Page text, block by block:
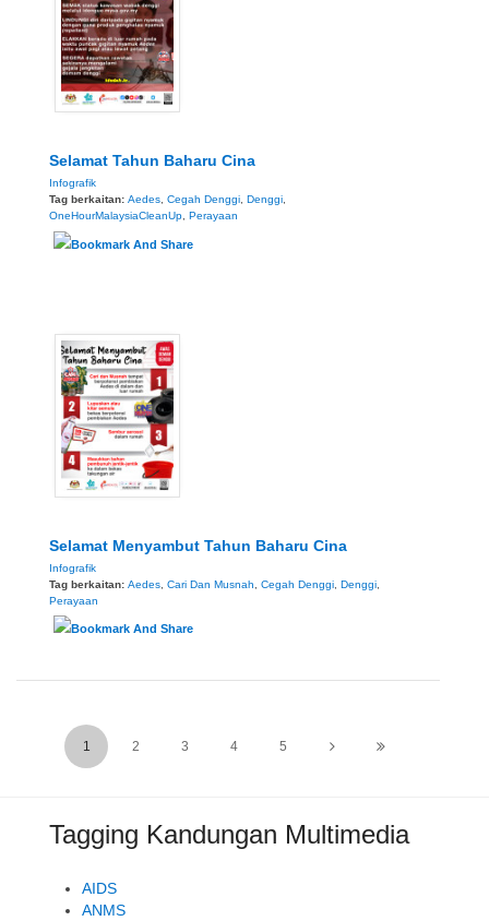
Selamat Tahun Baharu Cina
Infografik
Tag berkaitan: Aedes, Cegah Denggi, Denggi,
OneHourMalaysiaCleanUp, Perayaan
Selamat Menyambut Tahun Baharu Cina
Infografik
Tag berkaitan: Aedes, Cari Dan Musnah, Cegah Denggi, Denggi,
Perayaan
1 2 3 4 5
Tagging Kandungan Multimedia
AIDS
ANMS